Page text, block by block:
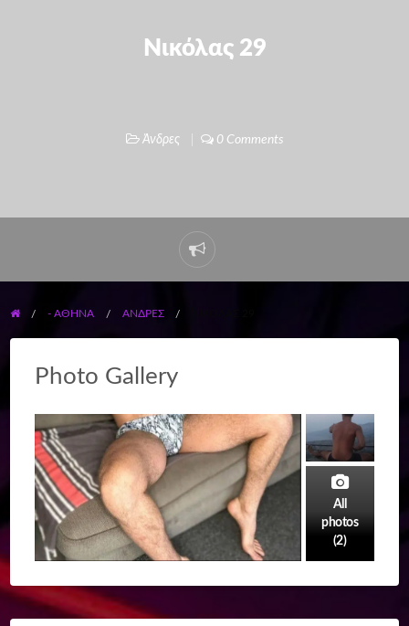
Νικόλας 29
Άνδρες 0 Comments
- ΑΘΗΝΑ ΆΝΔΡΕΣ
Photo Gallery
All
photos
(2)